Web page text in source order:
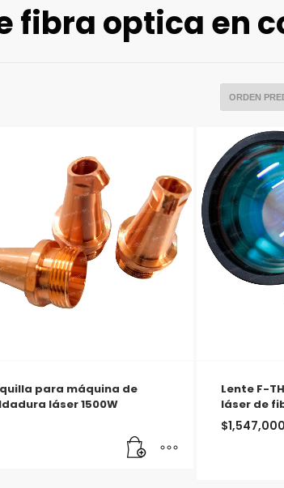
fibra optica en
para máquina de
láser 1500W
Lente F-
láser de
$1,547,000